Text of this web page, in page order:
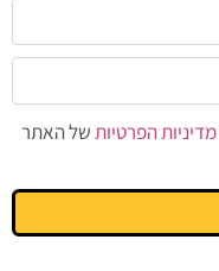
מדיניות הפרטיותשל האתר